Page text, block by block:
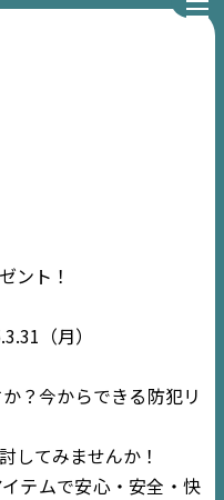
ント！
（月）
？今からできる防犯リ
してみませんか！
テムで安心・安全・快